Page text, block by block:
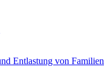
Entlastung von Familien